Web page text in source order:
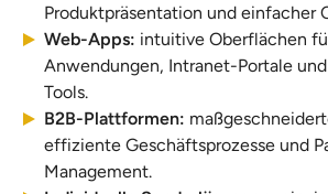
Produktpräsentation und einfacher
Web-Apps: intuitive Oberflächen
Anwendungen, Intranet-Portale
Tools.
B2B-Plattformen:
effiziente Geschäftsprozesse und
Management.